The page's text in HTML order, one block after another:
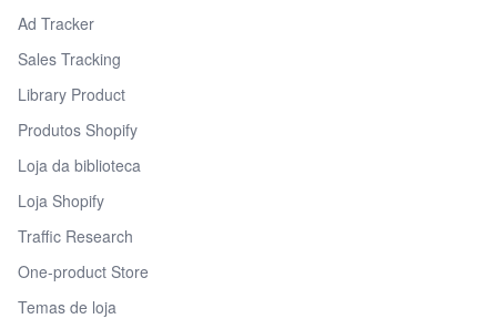
Ad Tracker
Sales Tracking
Library Product
Produtos Shopify
Loja da biblioteca
Loja Shopify
Traffic Research
One-product Store
Temas de loja